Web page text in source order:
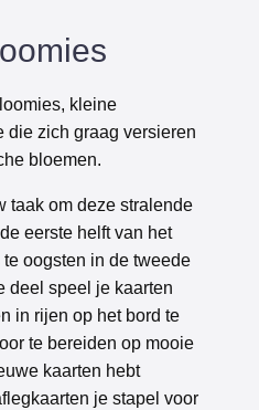
kleine
die zich graag versieren
bloemen.
taak om deze stralende
eerste helft van het
oogsten in de tweede
deel speel je kaarten
in rijen op het bord te
te bereiden op mooie
kaarten hebt
je stapel voor